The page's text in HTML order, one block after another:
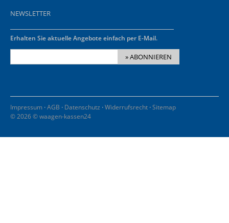
NEWSLETTER
Erhalten Sie aktuelle Angebote einfach per E-Mail.
» ABONNIEREN
Impressum ·AGB · Datenschutz ·Widerrufsrecht ·Sitemap
© 2026 © waagen-kassen24